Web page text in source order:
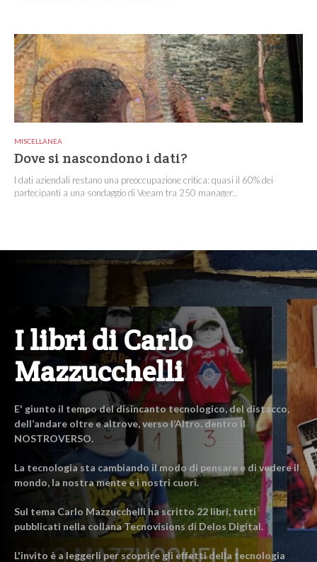
MISCELLANEA
Dove si nascondono i dati?
I dati aziendali restano una preoccupazione critica: quasi il 60% dei
partecipanti a una sondaggio di Veeam tra 250 manager...
I libri di Carlo
Mazzucchelli
E' giunto il tempo del disincanto tecnologico, del distacco,
dell’andare oltre e altrove, verso l’Altro, dentro il
NOSTROVERSO.
La tecnologia sta cambiando il modo di pensare e di vedere il
mondo, la nostra mente e i nostri cuori.
Sul tema Carlo Mazzucchelli ha scritto 22 libri, tutti
pubblicati nella collana Tecnovisions di Delos Digital.
L'invito è a leggerli per scoprire gli effetti della tecnologia